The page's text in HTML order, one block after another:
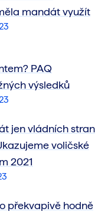
mandát využít
PAQ
výsledků
jen vládních stran
voličské
2021
překvapivě hodně